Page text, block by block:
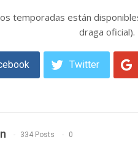
temporadas están
draga oficial).
Twitter
334 Posts 0